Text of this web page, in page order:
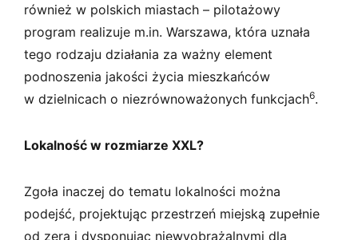
również w polskich miastach – pilotażowy
program realizuje m.in. Warszawa, która uznała
tego rodzaju działania za ważny element
podnoszenia jakości życia mieszkańców
w dzielnicach o niezrównoważonych funkcjach6.
Lokalność w rozmiarze XXL?
Zgoła inaczej do tematu lokalności można
podejść, projektując przestrzeń miejską zupełnie
od zera i dysponując niewyobrażalnymi dla